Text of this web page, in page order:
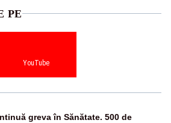
PE
YouTube
greva în Sănătate. 500 de